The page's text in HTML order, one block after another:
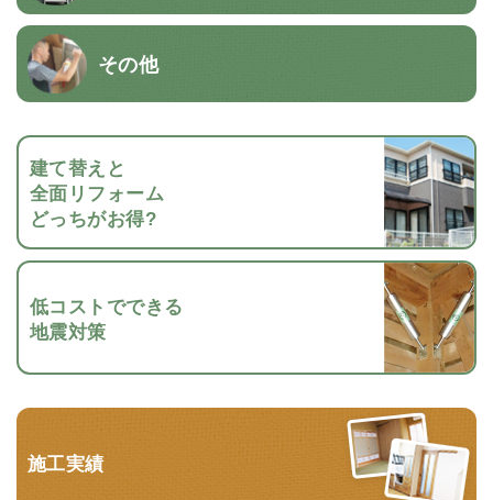
その他
建て替えと
全面リフォーム
どっちがお得?
低コストでできる
地震対策
施工実績